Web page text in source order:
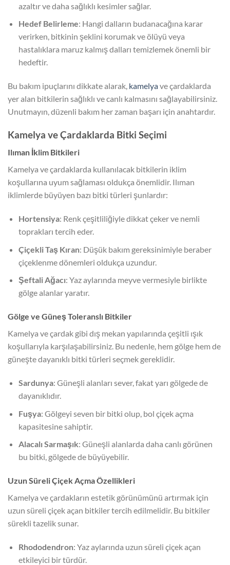
azaltır ve daha sağlıklı kesimler sağlar.
Hedef Belirleme: Hangi dalların budanacağına karar
verirken, bitkinin şeklini korumak ve ölüyü veya
hastalıklara maruz kalmış dalları temizlemek önemli bir
hedeftir.
Bu bakım ipuçlarını dikkate alarak, kamelyave çardaklarda
yer alan bitkilerin sağlıklı ve canlı kalmasını sağlayabilirsiniz.
Unutmayın, düzenli bakım her zaman başarı için anahtardır.
Kamelya ve Çardaklarda Bitki Seçimi
Ilıman İklim Bitkileri
Kamelya ve çardaklarda kullanılacak bitkilerin iklim
koşullarına uyum sağlaması oldukça önemlidir. Ilıman
iklimlerde büyüyen bazı bitki türleri şunlardır:
Hortensiya: Renk çeşitliliğiyle dikkat çeker ve nemli
toprakları tercih eder.
Çiçekli Taş Kıran: Düşük bakım gereksinimiyle beraber
çiçeklenme dönemleri oldukça uzundur.
Şeftali Ağacı: Yaz aylarında meyve vermesiyle birlikte
gölge alanlar yaratır.
Gölge ve Güneş Toleranslı Bitkiler
Kamelya ve çardak gibi dış mekan yapılarında çeşitli ışık
koşullarıyla karşılaşabilirsiniz. Bu nedenle, hem gölge hem de
güneşte dayanıklı bitki türleri seçmek gereklidir.
Sardunya: Güneşli alanları sever, fakat yarı gölgede de
dayanıklıdır.
Fuşya: Gölgeyi seven bir bitki olup, bol çiçek açma
kapasitesine sahiptir.
Alacalı Sarmaşık: Güneşli alanlarda daha canlı görünen
bu bitki, gölgede de büyüyebilir.
Uzun Süreli Çiçek Açma Özellikleri
Kamelya ve çardakların estetik görünümünü artırmak için
uzun süreli çiçek açan bitkiler tercih edilmelidir. Bu bitkiler
sürekli tazelik sunar.
Rhododendron: Yaz aylarında uzun süreli çiçek açan
etkileyici bir türdür.